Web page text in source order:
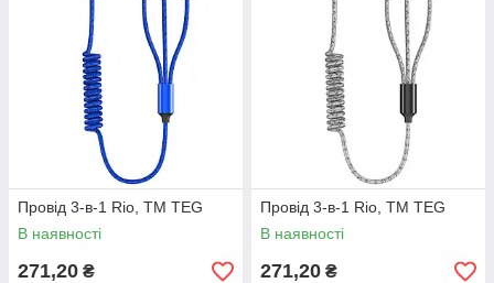
Провід 3-в-1 Rio, TM TEG
В наявності
271,20 ₴
Провід 3-в-1 Rio, TM TEG
В наявності
271,20 ₴